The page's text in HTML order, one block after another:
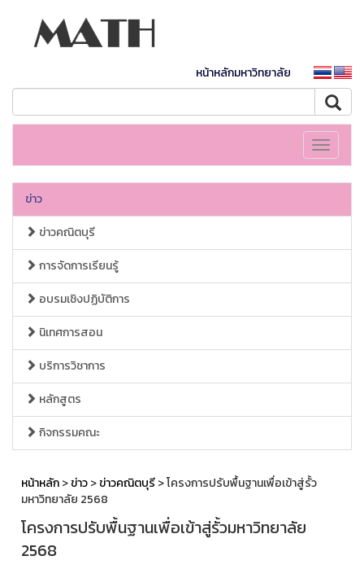
หน้าหลักมหาวิทยาลัย
Toggle
ข่าว
ข่าวคณิตบุรี
การจัดการเรียนรู้
อบรมเชิงปฏิบัติการ
นิเทศการสอน
บริการวิชาการ
หลักสูตร
กิจกรรมคณะ
หน้าหลัก>ข่าว>ข่าวคณิตบุรี> โครงการปรับพื้นฐานเพื่อเข้าสู่รั้ว
มหาวิทยาลัย 2568
โครงการปรับพื้นฐานเพื่อเข้าสู่รั้วมหาวิทยาลัย
2568